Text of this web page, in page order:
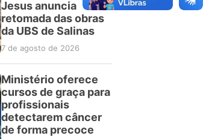
Jesus anuncia
retomada das obras
da UBS de Salinas
7 de agosto de 2026
Ministério oferece
cursos de graça para
profissionais
detectarem câncer
de forma precoce